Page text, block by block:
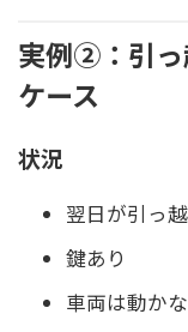
実例②：引っ
ケース
状況
翌日が引っ
鍵あり
車両は動か